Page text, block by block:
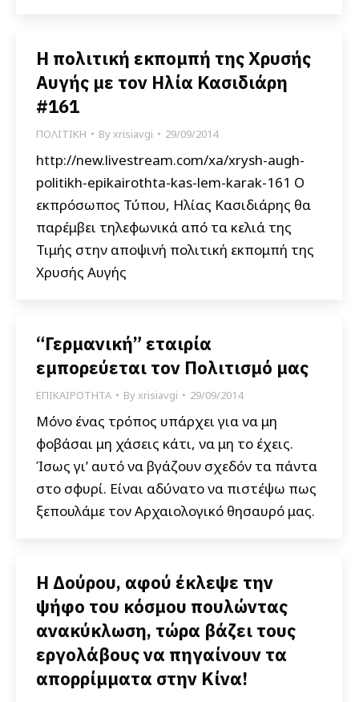
Η πολιτική εκπομπή της Χρυσής
Αυγής με τον Ηλία Κασιδιάρη
#161
ΠΟΛΙΤΙΚΗ Byxrisiavgi 29/09/2014
http://new.livestream.com/xa/xrysh-augh-
politikh-epikairothta-kas-lem-karak-161 Ο
εκπρόσωπος Τύπου, Ηλίας Κασιδιάρης θα
παρέμβει τηλεφωνικά από τα κελιά της
Τιμής στην αποψινή πολιτική εκπομπή της
Χρυσής Αυγής
“Γερμανική” εταιρία
εμπορεύεται τον Πολιτισμό μας
ΕΠΙΚΑΙΡΟΤΗΤΑ Byxrisiavgi 29/09/2014
Μόνο ένας τρόπος υπάρχει για να μη
φοβάσαι μη χάσεις κάτι, να μη το έχεις.
Ίσως γι’ αυτό να βγάζουν σχεδόν τα πάντα
στο σφυρί. Είναι αδύνατο να πιστέψω πως
ξεπουλάμε τον Αρχαιολογικό θησαυρό μας.
Η Δούρου, αφού έκλεψε την
ψήφο του κόσμου πουλώντας
ανακύκλωση, τώρα βάζει τους
εργολάβους να πηγαίνουν τα
απορρίμματα στην Κίνα!